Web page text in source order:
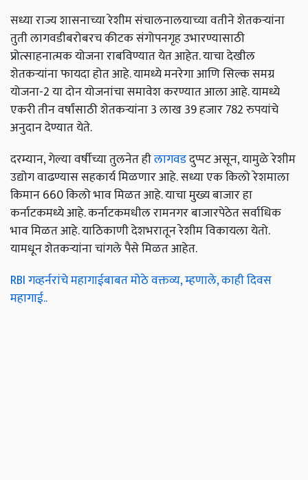
सध्या राज्य शासनाच्या रेशीम संचालनालयाच्या वतीने शेतकर्‍यांना
तुती लागवडीबरोबरच कीटक संगोपनगृह उभारण्यासाठी
प्रोत्साहनात्मक योजना राबविण्यात येत आहेत. याचा देखील
शेतकऱ्यांना फायदा होत आहे. यामध्ये मनरेगा आणि सिल्क समग्र
योजना-2 या दोन योजनांचा समावेश करण्यात आला आहे. यामध्ये
एकरी तीन वर्षांसाठी शेतकर्‍यांना 3 लाख 39 हजार 782 रुपयांचे
अनुदान देण्यात येते.
दरम्यान, गेल्या वर्षीच्या तुलनेत हीलागवडदुप्पट असून, यामुळे रेशीम
उद्योग वाढण्यास सहकार्य मिळणार आहे. सध्या एक किलो रेशमाला
किमान 660 किलो भाव मिळत आहे. याचा मुख्य बाजार हा
कर्नाटकमध्ये आहे. कर्नाटकमधील रामनगर बाजारपेठेत सर्वाधिक
भाव मिळत आहे. याठिकाणी देशभरातून रेशीम विकायला येतो.
यामधून शेतकऱ्यांना चांगले पैसे मिळत आहेत.
RBI गव्हर्नरांचे महागाईबाबत मोठे वक्तव्य, म्हणाले, काही दिवस
महागाई..